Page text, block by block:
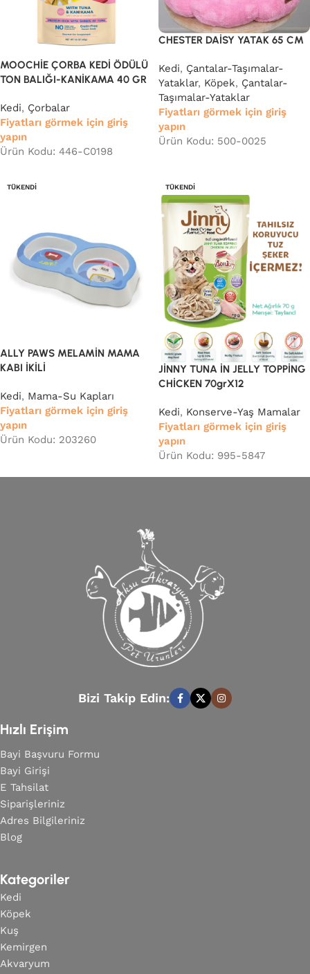
MOOCHİE ÇORBA KEDİ ÖDÜLÜ
TON BALIĞI-KANİKAMA 40 GR
Kedi, Çorbalar
Fiyatları görmek için giriş
yapın
Ürün Kodu: 446-C0198
CHESTER DAİSY YATAK 65 CM
Kedi, Çantalar-Taşımalar-
Yataklar, Köpek, Çantalar-
Taşımalar-Yataklar
Fiyatları görmek için giriş
yapın
Ürün Kodu: 500-0025
TÜKENDI
ALLY PAWS MELAMİN MAMA
KABI İKİLİ
Kedi, Mama-Su Kapları
Fiyatları görmek için giriş
yapın
Ürün Kodu: 203260
TÜKENDI
JİNNY TUNA İN JELLY TOPPİNG
CHİCKEN 70grX12
Kedi, Konserve-Yaş Mamalar
Fiyatları görmek için giriş
yapın
Ürün Kodu: 995-5847
Bizi Takip Edin:
Hızlı Erişim
Bayi Başvuru Formu
Bayi Girişi
E Tahsilat
Siparişleriniz
Adres Bilgileriniz
Blog
Kategoriler
Kedi
Köpek
Kuş
Kemirgen
Akvaryum